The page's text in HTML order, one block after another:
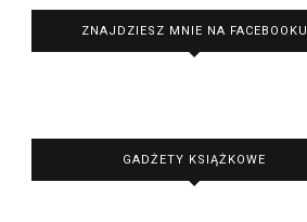
ZNAJDZIESZ MNIE NA FACEBOOKU
GADŻETY KSIĄŻKOWE